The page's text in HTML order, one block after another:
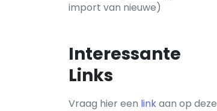
import van nieuwe)
Interessante
Links
Vraag hier een linkaan op deze